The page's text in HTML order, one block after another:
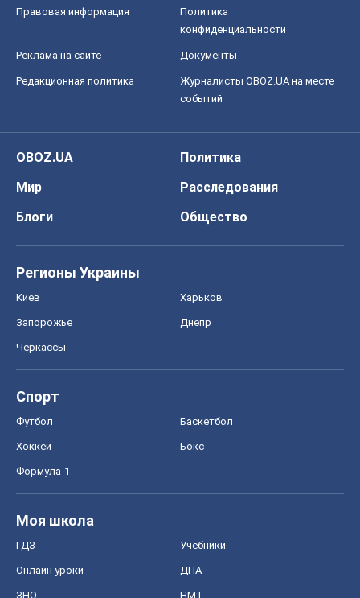
Правовая информация
Политика
конфиденциальности
Реклама на сайте Документы
Редакционная политика
Журналисты OBOZ.UA на месте
событий
OBOZ.UA
Политика
Мир
Расследования
Блоги
Общество
Регионы Украины
Киев Харьков
Запорожье Днепр
Черкассы
Спорт
Футбол Баскетбол
Хоккей Бокс
Формула-1
Моя школа
ГДЗ Учебники
Онлайн уроки ДПА
ЗНО НМТ